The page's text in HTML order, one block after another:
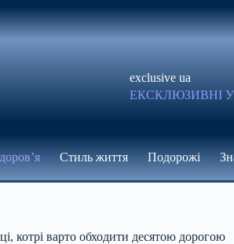
exclusive ua
ЕКСКЛЮЗИВНІ
Стиль життя Подорожі
котрі варто обходити десятою дорогою